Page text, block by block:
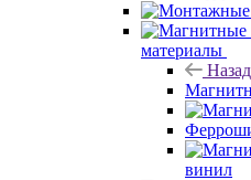
материалы
Назад
винил